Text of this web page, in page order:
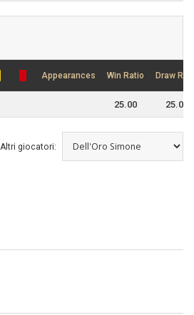
Appearances Win Ratio Draw
25.00 25.00
Altri giocatori: